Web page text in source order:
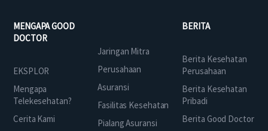
MENGAPA GOOD
DOCTOR
EKSPLOR
Mengapa
Telekesehatan?
Cerita Kami
Jaringan Mitra
Perusahaan
Asuransi
Fasilitas Kesehatan
Pialang Asuransi
BERITA
Berita Kesehatan
Perusahaan
Berita Kesehatan
Pribadi
Berita Good Doctor